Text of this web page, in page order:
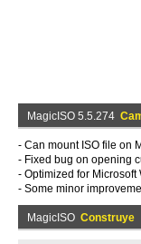
MagicISO 5.5.274
- Can mount ISO file on
- Fixed bug on opening
- Optimized for
- Some minor
MagicISO Construye